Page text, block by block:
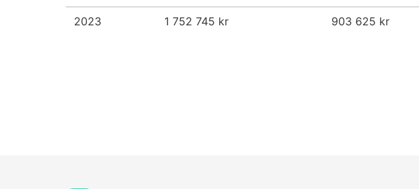
2023 1 752 745 kr 903 625 kr